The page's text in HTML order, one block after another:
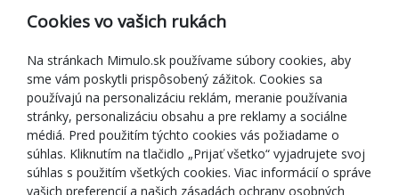
Reklamácia
Darčekové poukážky
Zľavové kupóny
Blog
O predajcovi
Mimulo.sk
Obchodné podmienky
Ochrana osobných údajov GDPR
Cookies vo vašich rukách
Na stránkach Mimulo.sk používame súbory cookies, aby
sme vám poskytli prispôsobený zážitok. Cookies sa
používajú na personalizáciu reklám, meranie používania
stránky, personalizáciu obsahu a pre reklamy a sociálne
médiá. Pred použitím týchto cookies vás požiadame o
súhlas. Kliknutím na tlačidlo „Prijať všetko“ vyjadrujete svoj
súhlas s použitím všetkých cookies. Viac informácií o správe
vašich preferencií a našich zásadách ochrany osobných